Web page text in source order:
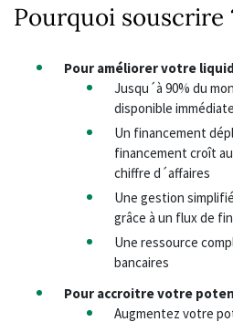
Pourquoi souscrire
Pour améliorer votre
Jusqu´à 90% du
disponible
Un financement
financement croît
chiffre d´affaires
Une gestion
grâce à un flux de
Une ressource
bancaires
Pour accroitre votre
Augmentez votre